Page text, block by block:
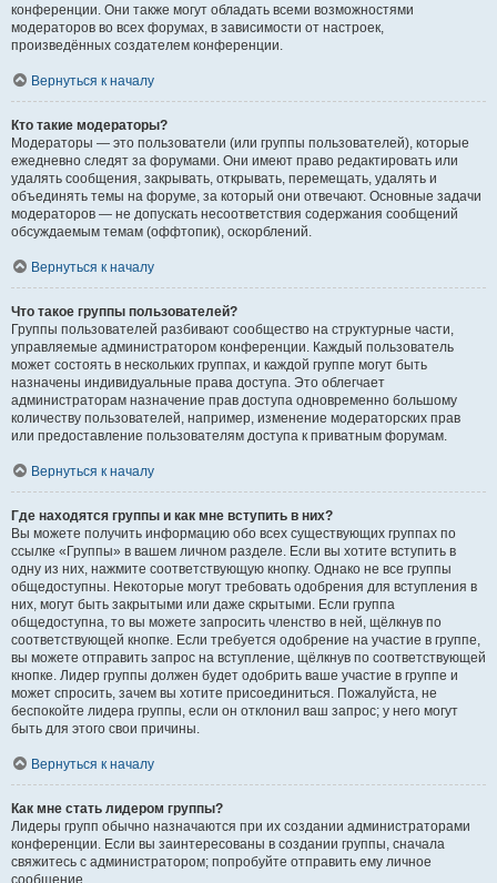
конференции. Они также могут обладать всеми возможностями
модераторов во всех форумах, в зависимости от настроек,
произведённых создателем конференции.
Вернуться к началу
Кто такие модераторы?
Модераторы — это пользователи (или группы пользователей), которые
ежедневно следят за форумами. Они имеют право редактировать или
удалять сообщения, закрывать, открывать, перемещать, удалять и
объединять темы на форуме, за который они отвечают. Основные задачи
модераторов — не допускать несоответствия содержания сообщений
обсуждаемым темам (оффтопик), оскорблений.
Вернуться к началу
Что такое группы пользователей?
Группы пользователей разбивают сообщество на структурные части,
управляемые администратором конференции. Каждый пользователь
может состоять в нескольких группах, и каждой группе могут быть
назначены индивидуальные права доступа. Это облегчает
администраторам назначение прав доступа одновременно большому
количеству пользователей, например, изменение модераторских прав
или предоставление пользователям доступа к приватным форумам.
Вернуться к началу
Где находятся группы и как мне вступить в них?
Вы можете получить информацию обо всех существующих группах по
ссылке «Группы» в вашем личном разделе. Если вы хотите вступить в
одну из них, нажмите соответствующую кнопку. Однако не все группы
общедоступны. Некоторые могут требовать одобрения для вступления в
них, могут быть закрытыми или даже скрытыми. Если группа
общедоступна, то вы можете запросить членство в ней, щёлкнув по
соответствующей кнопке. Если требуется одобрение на участие в группе,
вы можете отправить запрос на вступление, щёлкнув по соответствующей
кнопке. Лидер группы должен будет одобрить ваше участие в группе и
может спросить, зачем вы хотите присоединиться. Пожалуйста, не
беспокойте лидера группы, если он отклонил ваш запрос; у него могут
быть для этого свои причины.
Вернуться к началу
Как мне стать лидером группы?
Лидеры групп обычно назначаются при их создании администраторами
конференции. Если вы заинтересованы в создании группы, сначала
свяжитесь с администратором; попробуйте отправить ему личное
сообщение.